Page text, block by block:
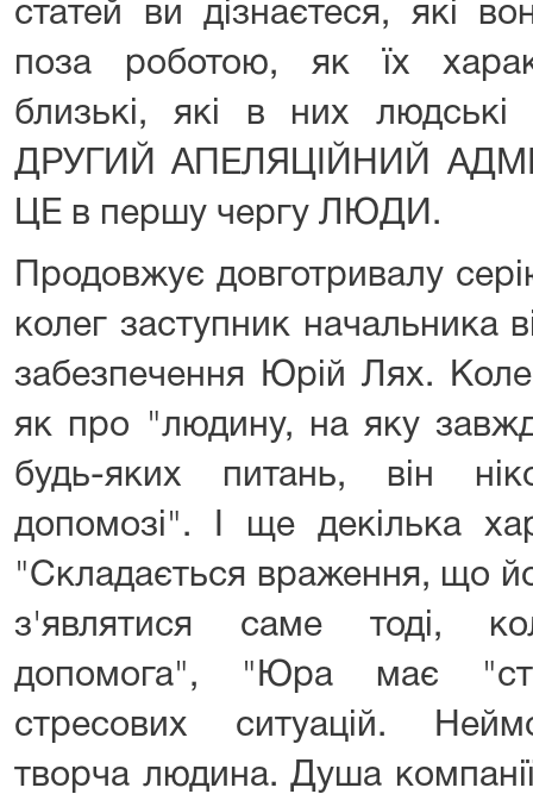
статей ви дізнаєтеся, які
поза роботою, як їх
близькі, які в них людські
ДРУГИЙ АПЕЛЯЦІЙНИЙ
ЦЕ в першу чергу ЛЮДИ.
Продовжує довготривалу
колег заступник начальника
забезпечення Юрій Лях.
як про "людину, на яку
будь-яких питань, він
допомозі". І ще декілька
"Складається враження, що
з'являтися саме тоді,
допомога", "Юра має
стресових ситуацій.
творча людина. Душа